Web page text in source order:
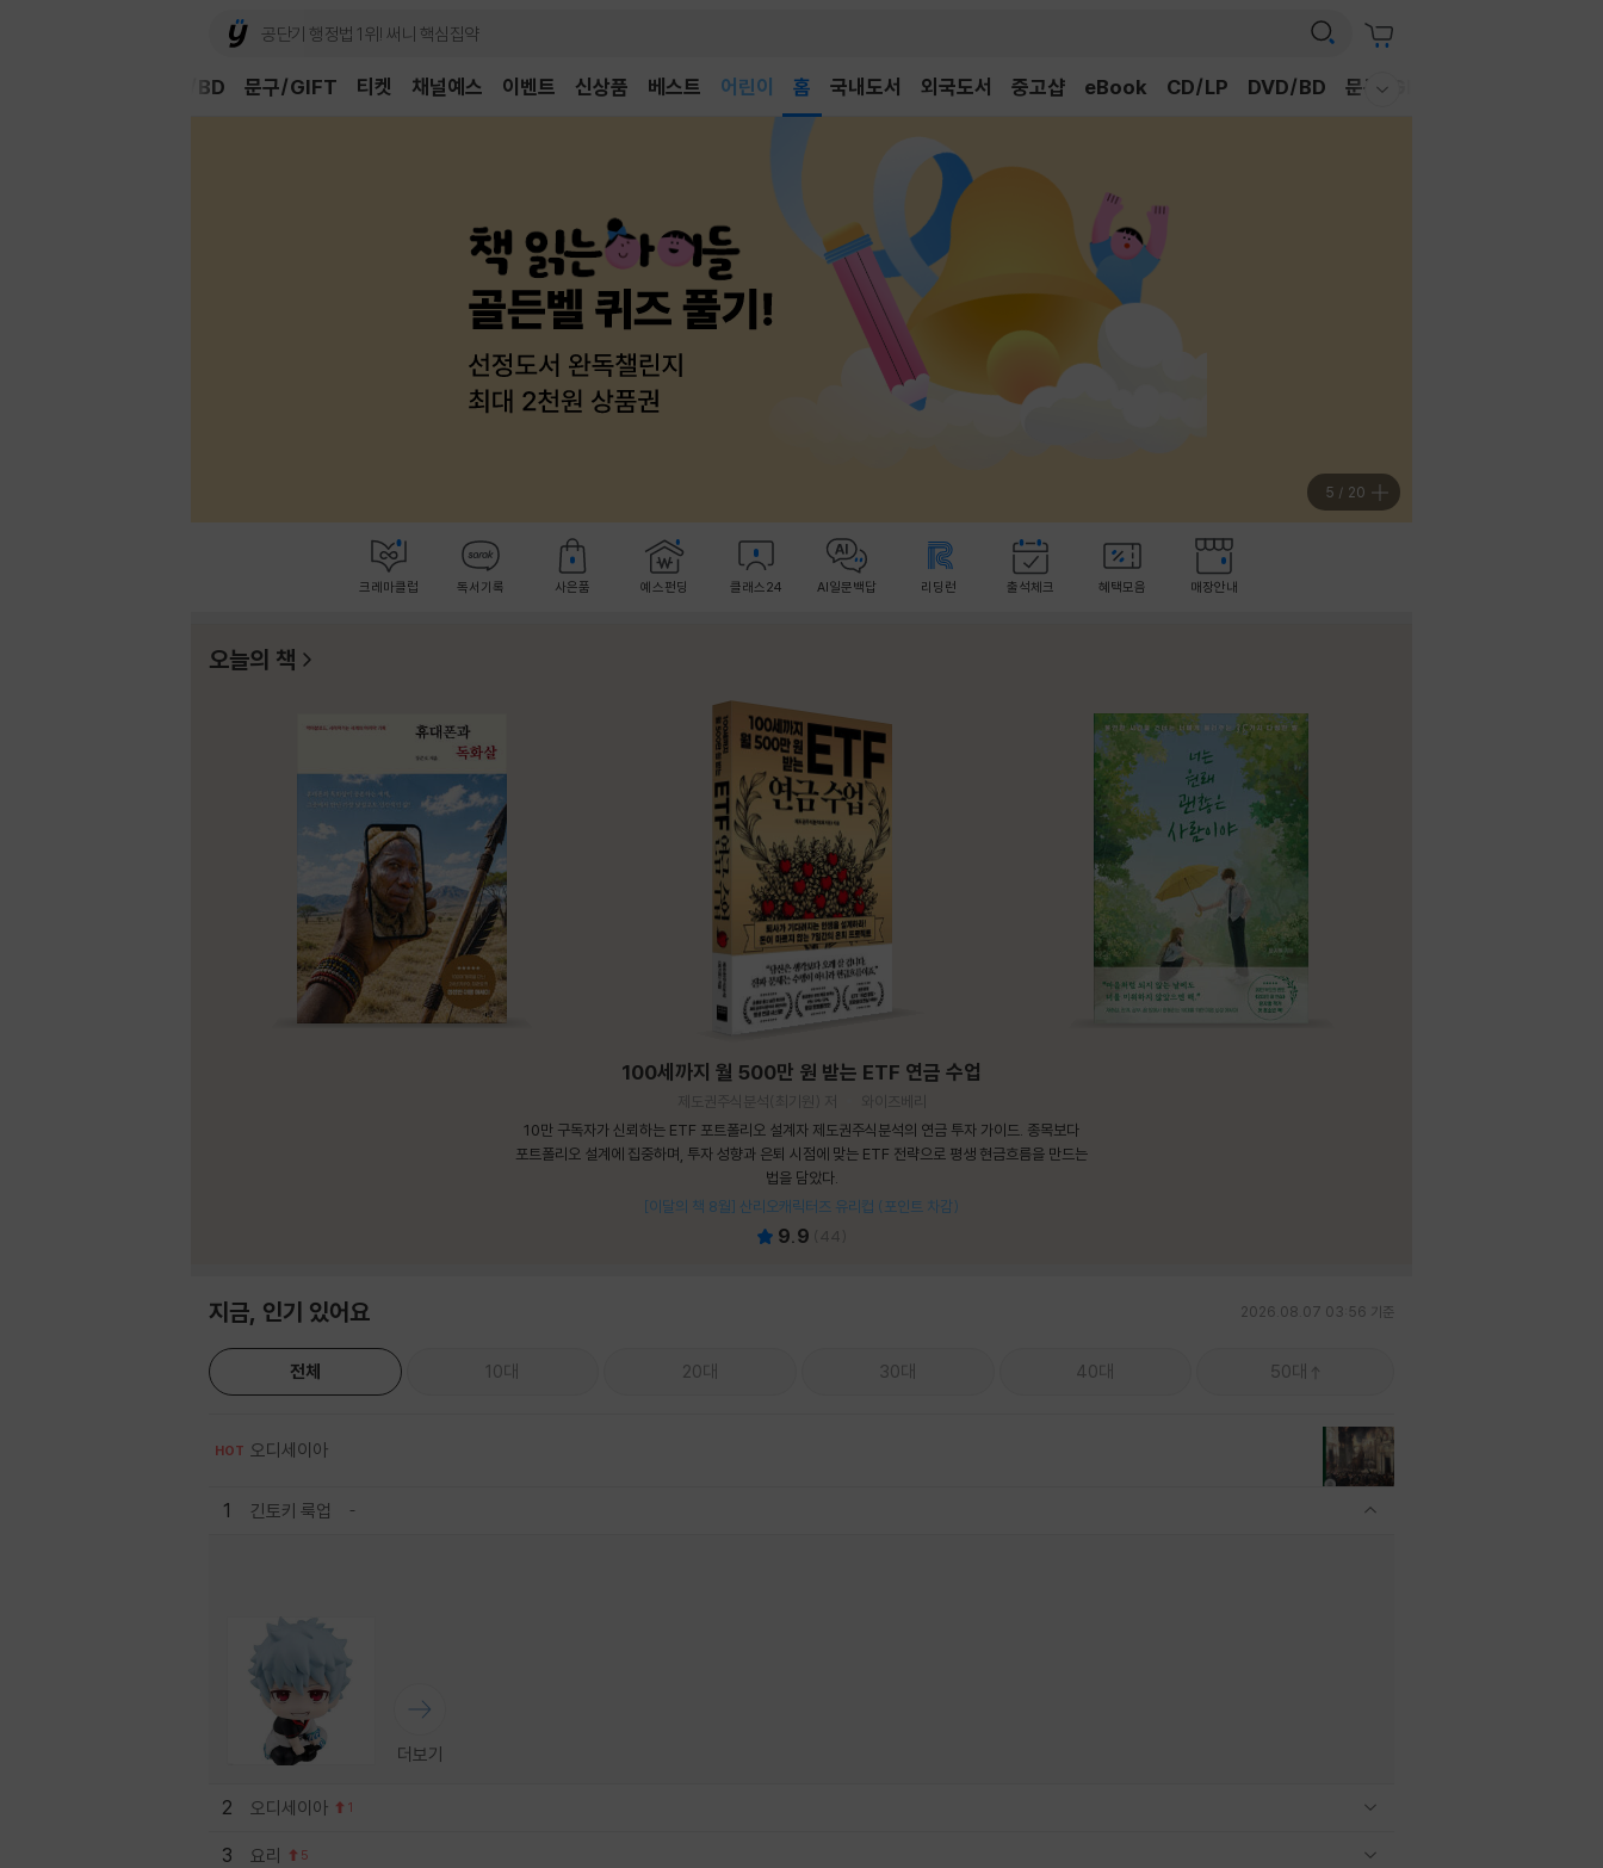
채널예스 이벤트 신상품 베스트
독후감
홈 국내도서 외국도서 중고샵 eBook CD/LP DVD/BD 문구/GIFT
DVD/BD 문구/GIFT 티켓
6 / 20
크레마클럽 독서기록 사은품 예스펀딩 클래스24 AI일문백답 리딩런 출석체크 혜택모음 매장안내
오늘의 책
100세까지 월 500만 원 받는 ETF 연금 수업
제도권주식분석(최기원) 저
와이즈베리
10만 구독자가 신뢰하는 ETF 포트폴리오 설계자 제도권주식분석의 연금 투자 가이드. 종목보다
포트폴리오 설계에 집중하며, 투자 성향과 은퇴 시점에 맞는 ETF 전략으로 평생 현금흐름을 만드는
법을 담았다.
[이달의 책 8월] 산리오캐릭터즈 유리컵 (포인트 차감)
9.9 44
지금, 인기 있어요 2026.08.07 03:56 기준
전체 10대 20대 30대 40대 50대
HOT 오디세이아
1 긴토키 룩업
더보기
2 오디세이아 1
3 요리 5